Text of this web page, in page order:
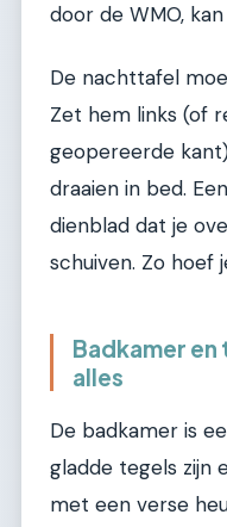
door de WMO,
De nachttafel
Zet hem links (of
geopereerde
draaien in bed.
dienblad dat je
schuiven. Zo hoef
Badkamer
alles
De badkamer is
gladde tegels zijn
met een verse